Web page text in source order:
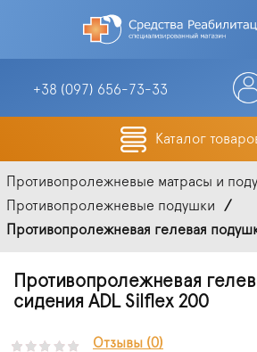
+38 (097) 656-73-33
Каталог
Противопролежневые матрасы и
Противопролежневые подушки
Противопролежневая гелевая
Противопролежневая
сидения ADL Silflex 200
Отзывы (0)